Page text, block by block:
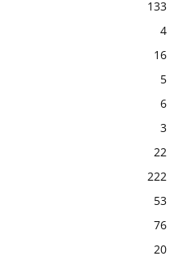
133
4
16
5
6
3
22
222
53
76
20